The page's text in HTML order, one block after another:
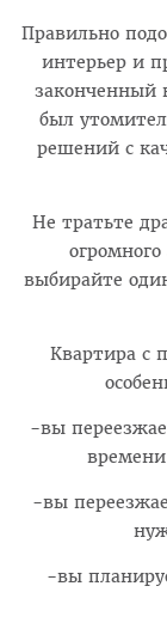
Правильно
интерьер и
законченный
был
решений с
Не тратьте
выбирайте
Квартира с
-вы
-вы
-вы